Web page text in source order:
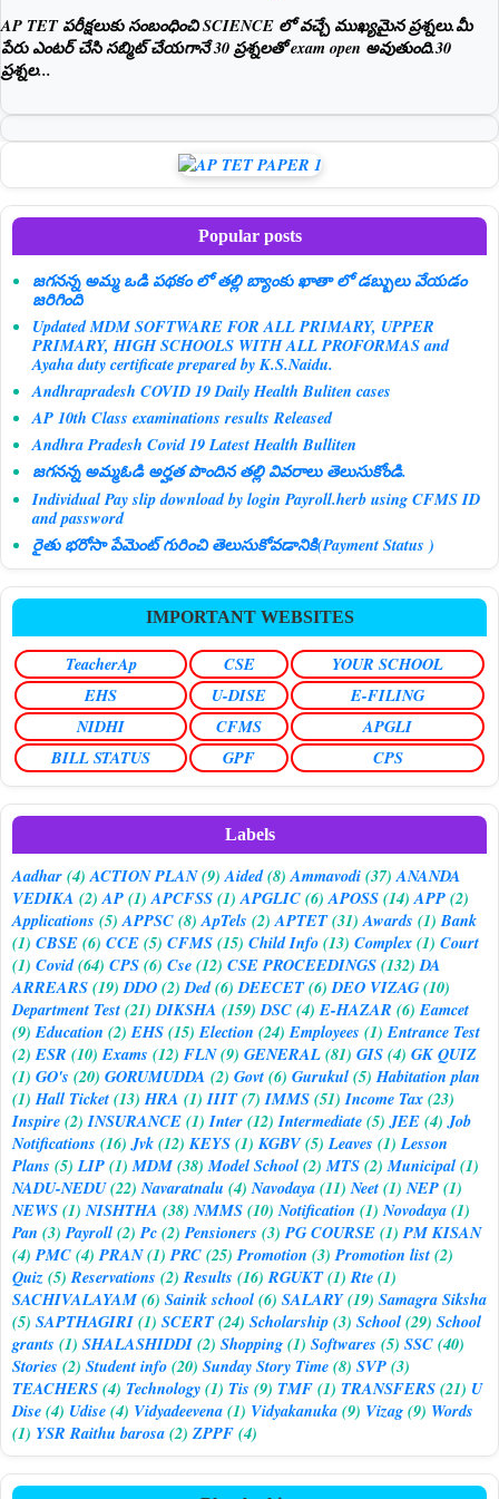
AP TET పరీక్షలుకు సంబంధించి SCIENCE లో వచ్చే ముఖ్యమైన ప్రశ్నలు.మీ
పేరు ఎంటర్ చేసి సబ్మిట్ చేయగానే 30 ప్రశ్నలతో exam open అవుతుంది.30
ప్రశ్నల...
Popular posts
జగనన్న అమ్మ ఒడి పథకం లో తల్లి బ్యాంకు ఖాతా లో డబ్బులు వేయడం
జరిగింది
Updated MDM SOFTWARE FOR ALL PRIMARY, UPPER
PRIMARY, HIGH SCHOOLS WITH ALL PROFORMAS and
Ayaha duty certificate prepared by K.S.Naidu.
Andhrapradesh COVID 19 Daily Health Buliten cases
AP 10th Class examinations results Released
Andhra Pradesh Covid 19 Latest Health Bulliten
జగనన్న అమ్మఓడి అర్హత పొందిన తల్లి వివరాలు తెలుసుకోండి.
Individual Pay slip download by login Payroll.herb using CFMS ID
and password
రైతు భరోసా పేమెంట్ గురించి తెలుసుకోవడానికి(Payment Status )
IMPORTANT WEBSITES
TeacherAp CSE
YOUR SCHOOL
EHS
U-DISE
E-FILING
NIDHI
CFMS
APGLI
BILL STATUS
GPF CPS
Labels
Aadhar(4) ACTION PLAN(9) Aided(8) Ammavodi(37) ANANDA
VEDIKA (2) AP(1) APCFSS(1) APGLIC(6) APOSS(14) APP(2)
Applications (5) APPSC(8) ApTels (2) APTET(31) Awards (1) Bank
(1) CBSE(6) CCE(5) CFMS(15) Child Info(13) Complex(1) Court
(1) Covid(64) CPS(6) Cse(12) CSE PROCEEDINGS(132) DA
ARREARS(19) DDO(2) Ded(6) DEECET(6) DEO VIZAG(10)
Department Test(21) DIKSHA (159) DSC(4) E-HAZAR (6) Eamcet
(9) Education (2) EHS(15) Election (24) Employees (1) Entrance Test
(2) ESR (10) Exams (12) FLN(9) GENERAL(81) GIS(4) GK QUIZ
(1) GO's (20) GORUMUDDA (2) Govt(6) Gurukul(5) Habitation plan
(1) Hall Ticket(13) HRA (1) IIIT(7) IMMS(51) Income Tax(23)
Inspire(2) INSURANCE(1) Inter(12) Intermediate(5) JEE(4) Job
Notifications (16) Jvk(12) KEYS(1) KGBV(5) Leaves (1) Lesson
Plans (5) LIP(1) MDM(38) Model School(2) MTS(2) Municipal(1)
NADU-NEDU(22) Navaratnalu (4) Navodaya(11) Neet(1) NEP(1)
NEWS(1) NISHTHA (38) NMMS(10) Notification (1) Novodaya(1)
Pan (3) Payroll(2) Pc(2) Pensioners (3) PG COURSE(1) PM KISAN
(4) PMC(4) PRAN(1) PRC(25) Promotion (3) Promotion list(2)
Quiz(5) Reservations (2) Results (16) RGUKT(1) Rte(1)
SACHIVALAYAM(6) Sainik school(6) SALARY(19) Samagra Siksha
(5) SAPTHAGIRI(1) SCERT(24) Scholarship(3) School(29) School
grants (1) SHALASHIDDI(2) Shopping(1) Softwares (5) SSC(40)
Stories (2) Student info(20) Sunday Story Time(8) SVP(3)
TEACHERS(4) Technology(1) Tis (9) TMF(1) TRANSFERS(21) U
Dise(4) Udise(4) Vidyadeevena(1) Vidyakanuka(9) Vizag(9) Words
(1) YSR Raithu barosa(2) ZPPF(4)